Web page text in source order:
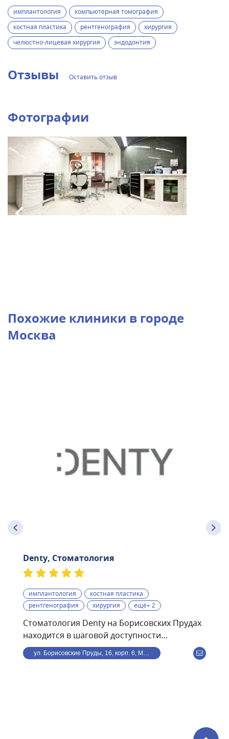
имплантология
компьютерная томография
костная пластика
рентгенография
хирургия
челюстно-лицевая хирургия
эндодонтия
Отзывы Оставить отзыв
Фотографии
Похожие клиники в городе
Москва
Denty, Стоматология
имплантология
костная пластика
рентгенография
хирургия ещё+ 2
Стоматология Denty на Борисовских Прудах
находится в шаговой доступности
от станции метро
Борисово.Стоматологическая клиника Denty
ул. Борисовские Пруды, 16, корп. 6, Москва, Россия